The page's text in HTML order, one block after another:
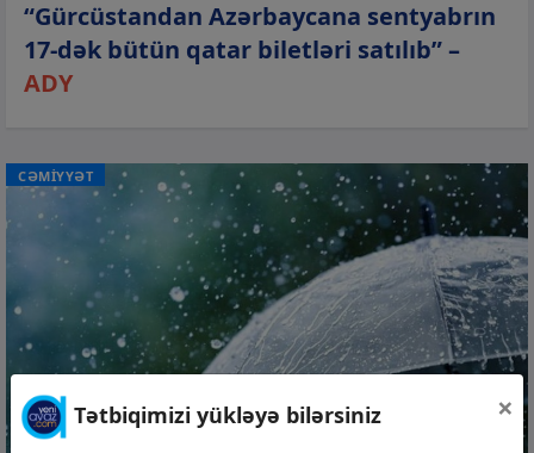
“Gürcüstandan Azərbaycana sentyabrın
17-dək bütün qatar biletləri satılıb” –
ADY
CƏMİYYƏT
Tətbiqimizi yükləyə bilərsiniz ×